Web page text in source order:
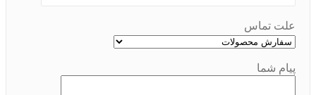
علت تماس
پیام شما